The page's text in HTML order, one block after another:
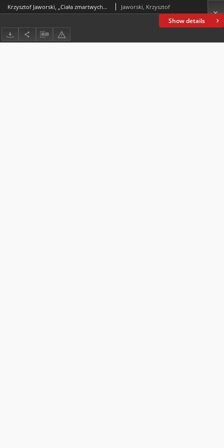
Show details
Krzysztof Jaworski, „Ciała zmartwychwstanie” – o zapomnianym „studium metapsychicznym” Marii Horskiej-Szpyrkówny (1893–1977) Jaworski, Krzysztof